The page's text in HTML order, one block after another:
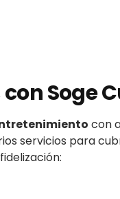
Soge
con
servicios para